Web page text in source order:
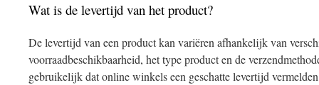
Wat is de levertijd van het product?
De levertijd van een product kan variëren afhankelijk van
voorraadbeschikbaarheid, het type product en de
gebruikelijk dat online winkels een geschatte levertijd